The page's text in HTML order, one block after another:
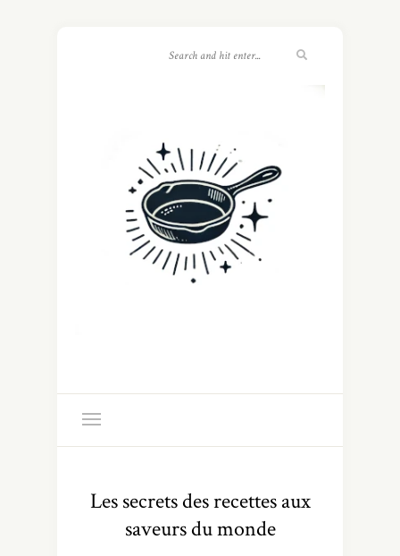
Les secrets des recettes aux
saveurs du monde